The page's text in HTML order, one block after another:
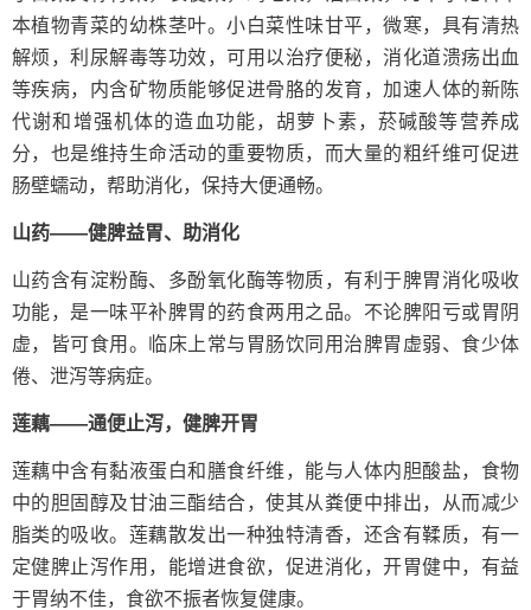
本植物青菜的幼株茎叶。小白菜性味甘平，微寒，具有清热
解烦，利尿解毒等功效，可用以治疗便秘，消化道溃疡出血
等疾病，内含矿物质能够促进骨胳的发育，加速人体的新陈
代谢和增强机体的造血功能，胡萝卜素，菸碱酸等营养成
分，也是维持生命活动的重要物质，而大量的粗纤维可促进
肠壁蠕动，帮助消化，保持大便通畅。
山药——健脾益胃、助消化
山药含有淀粉酶、多酚氧化酶等物质，有利于脾胃消化吸收
功能，是一味平补脾胃的药食两用之品。不论脾阳亏或胃阴
虚，皆可食用。临床上常与胃肠饮同用治脾胃虚弱、食少体
倦、泄泻等病症。
莲藕——通便止泻，健脾开胃
莲藕中含有黏液蛋白和膳食纤维，能与人体内胆酸盐，食物
中的胆固醇及甘油三酯结合，使其从粪便中排出，从而减少
脂类的吸收。莲藕散发出一种独特清香，还含有鞣质，有一
定健脾止泻作用，能增进食欲，促进消化，开胃健中，有益
于胃纳不佳，食欲不振者恢复健康。